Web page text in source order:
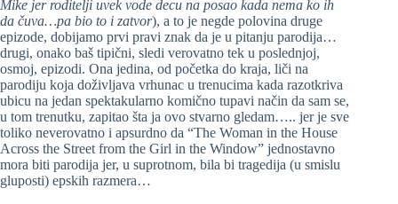
Mike jer roditelji uvek vode decu na posao kada nema ko ih
da čuva…pa bio to i zatvor), a to je negde polovina druge
epizode, dobijamo prvi pravi znak da je u pitanju parodija…
drugi, onako baš tipični, sledi verovatno tek u poslednjoj,
osmoj, epizodi. Ona jedina, od početka do kraja, liči na
parodiju koja doživljava vrhunac u trenucima kada razotkriva
ubicu na jedan spektakularno komično tupavi način da sam se,
u tom trenutku, zapitao šta ja ovo stvarno gledam….. jer je sve
toliko neverovatno i apsurdno da “The Woman in the House
Across the Street from the Girl in the Window” jednostavno
mora biti parodija jer, u suprotnom, bila bi tragedija (u smislu
gluposti) epskih razmera…